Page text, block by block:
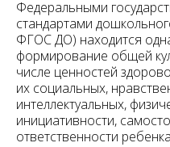
Федеральными
стандартами
ФГОС ДО) находится
формирование общей
числе ценностей
их социальных,
интеллектуальных,
инициативности,
ответственности